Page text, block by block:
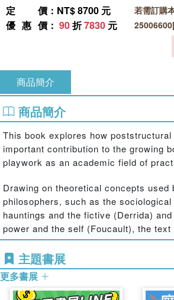
定價 ：NT$ 8700 元
優惠價 ： 90折7830 元
若需訂購
商品簡介
商品簡介
This book explores how
important contribution to the growing
playwork as an academic field of
Drawing on theoretical concepts used
philosophers, such as the
hauntings and the fictive (Derrida)
power and the self (Foucault), the text
these devices may be
playwork research. It reframes
childhood as a process in which
connected but diverse skills. The book
around power and voice, and
主題書展
更多書展